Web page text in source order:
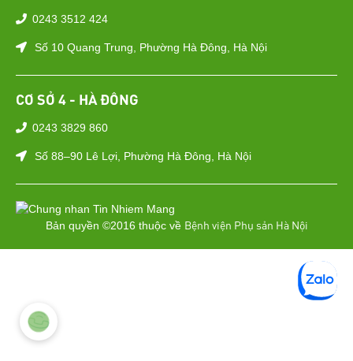
0243 3512 424
Số 10 Quang Trung, Phường Hà Đông, Hà Nội
CƠ SỞ 4 - HÀ ĐÔNG
0243 3829 860
Số 88–90 Lê Lợi, Phường Hà Đông, Hà Nội
Bản quyền ©2016 thuộc về Bệnh viện Phụ sản Hà Nội